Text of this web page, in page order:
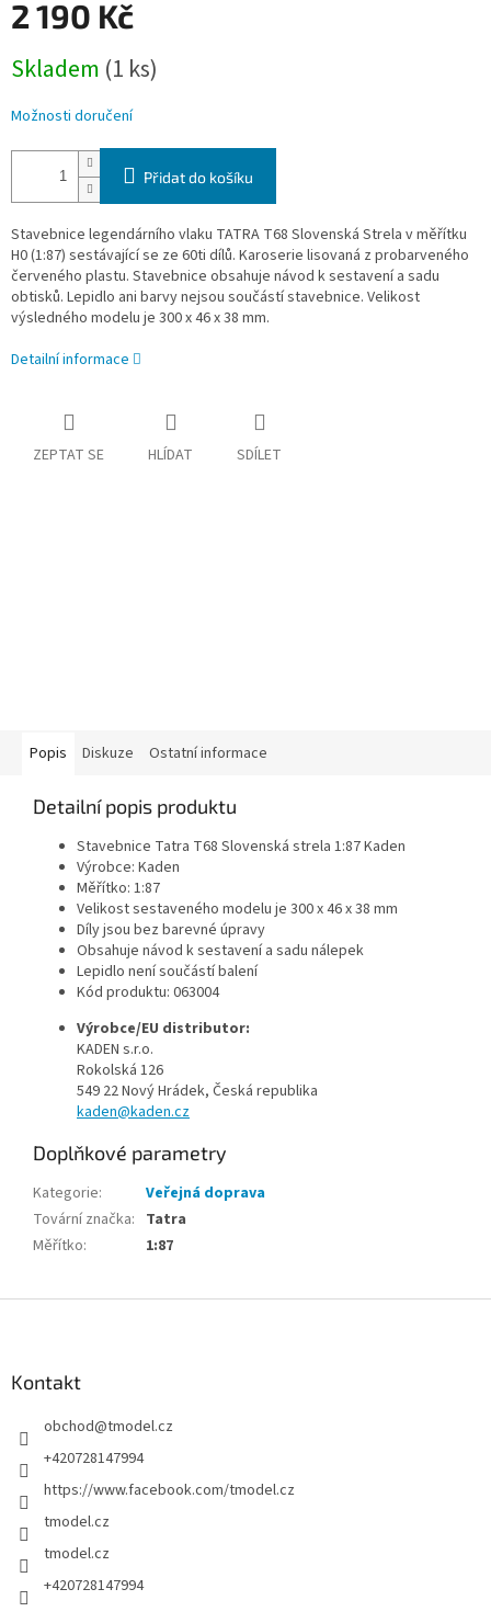
2 190 Kč
cena:
Skladem (1 ks)
Možnosti doručení
Přidat do košíku
Stavebnice legendárního vlaku TATRA T68 Slovenská Strela v měřítku
H0 (1:87) sestávající se ze 60ti dílů. Karoserie lisovaná z probarveného
červeného plastu. Stavebnice obsahuje návod k sestavení a sadu
obtisků. Lepidlo ani barvy nejsou součástí stavebnice. Velikost
výsledného modelu je 300 x 46 x 38 mm.
Detailní informace
ZEPTAT SE HLÍDAT SDÍLET
Popis Diskuze Ostatní informace
Detailní popis produktu
Stavebnice Tatra T68 Slovenská strela 1:87 Kaden
Výrobce: Kaden
Měřítko: 1:87
Velikost sestaveného modelu je 300 x 46 x 38 mm
Díly jsou bez barevné úpravy
Obsahuje návod k sestavení a sadu nálepek
Lepidlo není součástí balení
Kód produktu: 063004
Výrobce/EU distributor:
KADEN s.r.o.
Rokolská 126
549 22 Nový Hrádek, Česká republika
kaden@kaden.cz
Doplňkové parametry
Kategorie:
Veřejná doprava
Tovární značka: Tatra
Měřítko: 1:87
Kontakt
obchod@tmodel.cz
+420728147994
https://www.facebook.com/tmodel.cz
tmodel.cz
tmodel.cz
+420728147994